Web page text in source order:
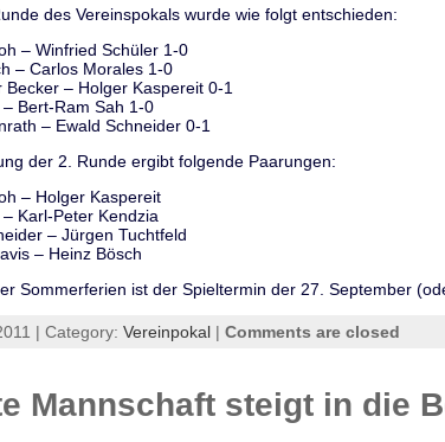
des Vereinspokals wurde wie folgt entschieden:
– Winfried Schüler 1-0
– Carlos Morales 1-0
Becker – Holger Kaspereit 0-1
– Bert-Ram Sah 1-0
– Ewald Schneider 0-1
der 2. Runde ergibt folgende Paarungen:
– Holger Kaspereit
Karl-Peter Kendzia
– Jürgen Tuchtfeld
– Heinz Bösch
Sommerferien ist der Spieltermin der 27. September
| Category: Vereinpokal | Comments are closed
Mannschaft steigt in die